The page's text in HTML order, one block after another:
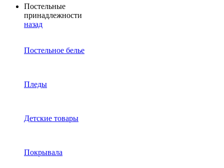
Постельные
принадлежности
назад
Постельное белье
Пледы
Детские товары
Покрывала